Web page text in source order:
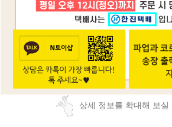
상세 정보를 확대해 보실